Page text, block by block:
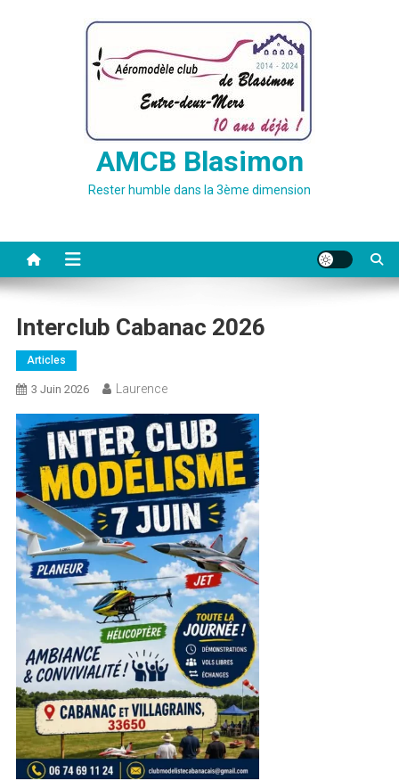
AMCB Blasimon
Rester humble dans la 3ème dimension
Interclub Cabanac 2026
Articles
3 Juin 2026 Laurence